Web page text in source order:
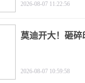
2026-08-07 11:22:56
莫迪开大！砸
2026-08-07 10:59:58